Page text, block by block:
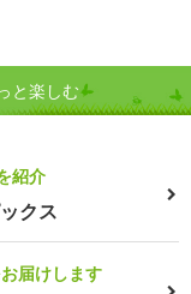
と楽しむ
紹介
クス
届けします